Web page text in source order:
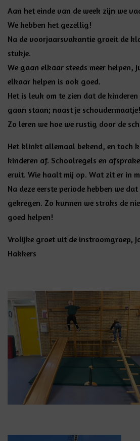
Aan het einde van de week zijn we
We hebben het gezellig!
Na de voorjaarsvakantie groeit de
stukje.
We gaan elkaar steeds meer helpen,
elkaar helpen is ook goed.
Het is leuk om te zien dat de
gaan staan; naast je schoudermaatje!
Zo leren we hoe we rustig door de
Het klinkt allemaal bekend, en toch
kinderen af. Schoolregels en
eruit. Wie haalt mij op. Wat zit er in
Na deze eerste periode hebben we
gekregen. Zo kunnen we straks de
goed helpen!
Vrolijke groet uit de instroomgroep,
Hakkers